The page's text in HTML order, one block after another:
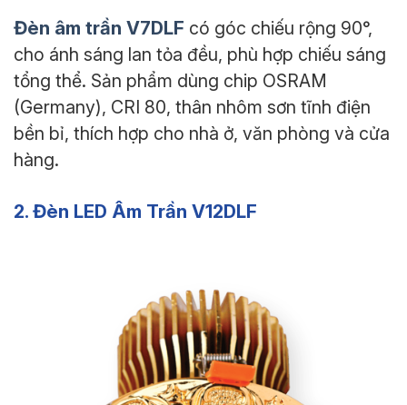
Đèn âm trần V7DLF có góc chiếu rộng 90°,
cho ánh sáng lan tỏa đều, phù hợp chiếu sáng
tổng thể. Sản phẩm dùng chip OSRAM
(Germany), CRI 80, thân nhôm sơn tĩnh điện
bền bỉ, thích hợp cho nhà ở, văn phòng và cửa
hàng.
2. Đèn LED Âm Trần V12DLF